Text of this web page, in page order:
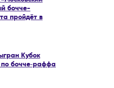
бочче-
пройдёт в
Кубок
бочче‑раффа